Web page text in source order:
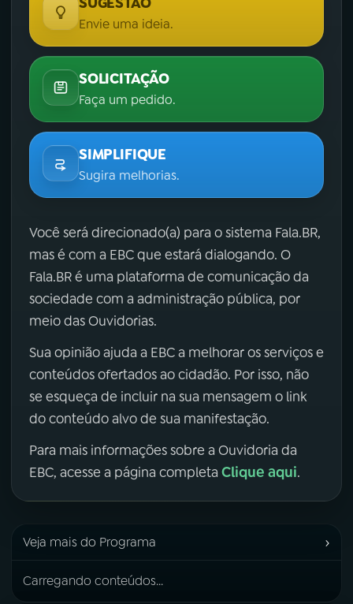
Envie uma ideia.
SOLICITAÇÃO
Faça um pedido.
SIMPLIFIQUE
Sugira melhorias.
Você será direcionado(a) para o sistema Fala.BR,
mas é com a EBC que estará dialogando. O
Fala.BR é uma plataforma de comunicação da
sociedade com a administração pública, por
meio das Ouvidorias.
Sua opinião ajuda a EBC a melhorar os serviços e
conteúdos ofertados ao cidadão. Por isso, não
se esqueça de incluir na sua mensagem o link
do conteúdo alvo de sua manifestação.
Para mais informações sobre a Ouvidoria da
EBC, acesse a página completa Clique aqui.
Veja mais do Programa ›
Carregando conteúdos...